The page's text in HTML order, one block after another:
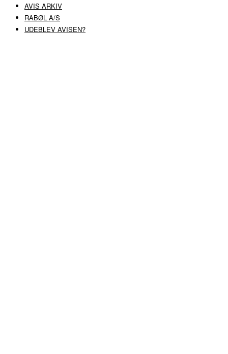
AVIS ARKIV
RABØL A/S
UDEBLEV AVISEN?